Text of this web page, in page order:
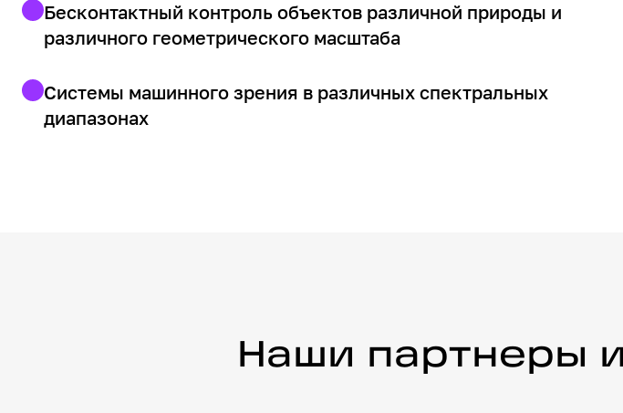
Бесконтактный контроль объектов различной природы и
различного геометрического масштаба
Системы машинного зрения в различных спектральных
диапазонах
Наши партнеры и коллабораторы
Наши партнеры